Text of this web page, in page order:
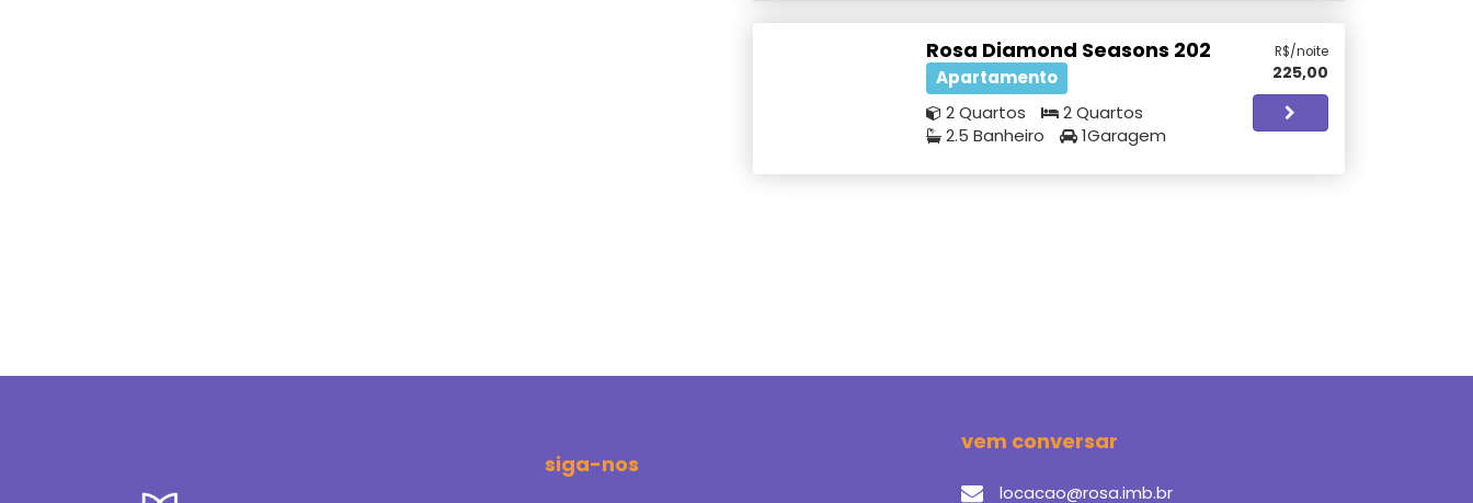
Rosa Diamond Seasons 202
Apartamento
2 Quartos
2 Quartos
2.5 Banheiro
1Garagem
R$/noite
225,00
siga-nos
vem conversar
locacao@rosa.imb.br